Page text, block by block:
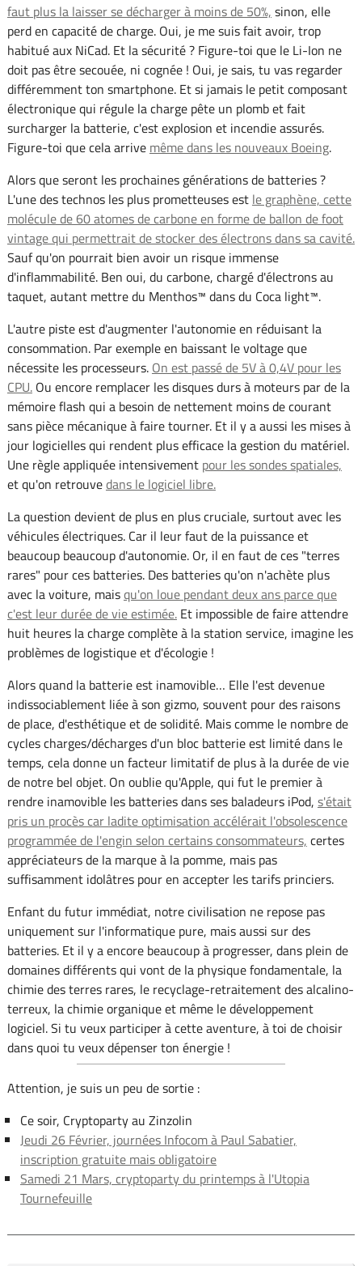
faut plus la laisser se décharger à moins de 50%, sinon, elle
perd en capacité de charge. Oui, je me suis fait avoir, trop
habitué aux NiCad. Et la sécurité ? Figure-toi que le Li-Ion ne
doit pas être secouée, ni cognée ! Oui, je sais, tu vas regarder
différemment ton smartphone. Et si jamais le petit composant
électronique qui régule la charge pête un plomb et fait
surcharger la batterie, c'est explosion et incendie assurés.
Figure-toi que cela arrive même dans les nouveaux Boeing.
Alors que seront les prochaines générations de batteries ?
L'une des technos les plus prometteuses est le graphène, cette
molécule de 60 atomes de carbone en forme de ballon de foot
vintage qui permettrait de stocker des électrons dans sa cavité.
Sauf qu'on pourrait bien avoir un risque immense
d'inflammabilité. Ben oui, du carbone, chargé d'électrons au
taquet, autant mettre du Menthos™ dans du Coca light™.
L'autre piste est d'augmenter l'autonomie en réduisant la
consommation. Par exemple en baissant le voltage que
nécessite les processeurs. On est passé de 5V à 0,4V pour les
CPU.Ou encore remplacer les disques durs à moteurs par de la
mémoire flash qui a besoin de nettement moins de courant
sans pièce mécanique à faire tourner. Et il y a aussi les mises à
jour logicielles qui rendent plus efficace la gestion du matériel.
Une règle appliquée intensivement pour les sondes spatiales,
et qu'on retrouvedans le logiciel libre.
La question devient de plus en plus cruciale, surtout avec les
véhicules électriques. Car il leur faut de la puissance et
beaucoup beaucoup d'autonomie. Or, il en faut de ces "terres
rares" pour ces batteries. Des batteries qu'on n'achète plus
avec la voiture, maisqu'on loue pendant deux ans parce que
c'est leur durée de vie estimée.Et impossible de faire attendre
huit heures la charge complète à la station service, imagine les
problèmes de logistique et d'écologie !
Alors quand la batterie est inamovible… Elle l'est devenue
indissociablement liée à son gizmo, souvent pour des raisons
de place, d'esthétique et de solidité. Mais comme le nombre de
cycles charges/décharges d'un bloc batterie est limité dans le
temps, cela donne un facteur limitatif de plus à la durée de vie
de notre bel objet. On oublie qu'Apple, qui fut le premier à
rendre inamovible les batteries dans ses baladeurs iPod, s'était
pris un procès car ladite optimisation accélérait l'obsolescence
programmée de l'engin selon certains consommateurs, certes
appréciateurs de la marque à la pomme, mais pas
suffisamment idolâtres pour en accepter les tarifs princiers.
Enfant du futur immédiat, notre civilisation ne repose pas
uniquement sur l'informatique pure, mais aussi sur des
batteries. Et il y a encore beaucoup à progresser, dans plein de
domaines différents qui vont de la physique fondamentale, la
chimie des terres rares, le recyclage-retraitement des alcalino-
terreux, la chimie organique et même le développement
logiciel. Si tu veux participer à cette aventure, à toi de choisir
dans quoi tu veux dépenser ton énergie !
Attention, je suis un peu de sortie :
Ce soir, Cryptoparty au Zinzolin
Jeudi 26 Février, journées Infocom à Paul Sabatier,
inscription gratuite mais obligatoire
Samedi 21 Mars, cryptoparty du printemps à l'Utopia
Tournefeuille